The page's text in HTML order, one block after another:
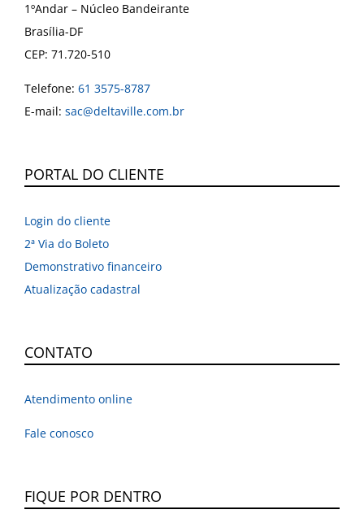
1ºAndar – Núcleo Bandeirante
Brasília-DF
CEP: 71.720-510
Telefone: 61 3575-8787
E-mail: sac@deltaville.com.br
PORTAL DO CLIENTE
Login do cliente
2ª Via do Boleto
Demonstrativo financeiro
Atualização cadastral
CONTATO
Atendimento online
Fale conosco
FIQUE POR DENTRO